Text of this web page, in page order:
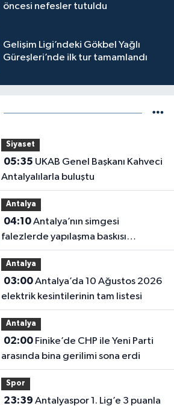
öncesi nefesler tutuldu
Gelişim Ligi’ndeki Gökbel Yağlı
Güreşleri’nde ilk tur tamamlandı
Siyaset
05:35
Antalyalılarla buluştu
Antalya
04:10Antalya’nın simgesi
falezlerde yapılaşma baskısı
büyüyor
Antalya
03:00Antalya’da 10 Ağustos 2026
elektrik kesintilerinin tam listesi
Antalya
02:00Finike’de CHP ile Yeni Parti
arasında bina gerilimi sona erdi
Spor
23:39